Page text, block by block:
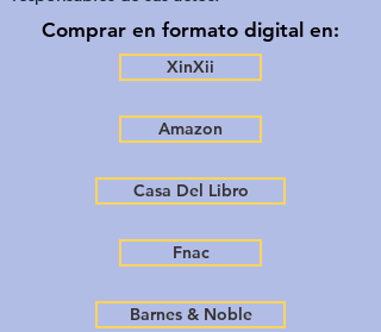
Comprar en formato digital en:
XinXii
Amazon
Casa Del Libro
Fnac
Barnes & Noble